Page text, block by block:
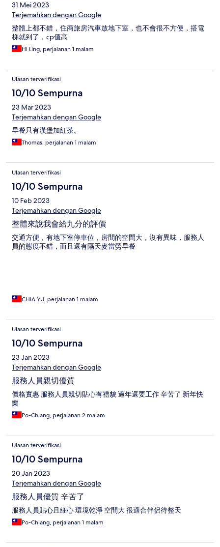
31 Mei 2023
Terjemahkan dengan Google
整體上都不錯，住商旅房汽車放地下室，也不會很不方便，搭電
梯就到了，cp值高
Hi Ling, perjalanan 1 malam
Ulasan terverifikasi
10/10 Sempurna
23 Mar 2023
Terjemahkan dengan Google
早餐只有漢堡加紅茶。
Thomas, perjalanan 1 malam
Ulasan terverifikasi
10/10 Sempurna
10 Feb 2023
Terjemahkan dengan Google
整體來說我會給九分的評價
交通方便，有地下室停車位，房間的空間大，沒有異味，服務人
員的態度不錯，而且還有隔天麥當勞早餐
CHIA YU, perjalanan 1 malam
Ulasan terverifikasi
10/10 Sempurna
23 Jan 2023
Terjemahkan dengan Google
服務人員親切優質
價格實惠 服務人員親切貼心有禮貌 過年還要工作 辛苦了 新年快
樂
Po-Chiang, perjalanan 2 malam
Ulasan terverifikasi
10/10 Sempurna
20 Jan 2023
Terjemahkan dengan Google
服務人員優質 辛苦了
服務人員貼心且細心 環境乾淨 空間大 很適合伴侶待整天
Po-Chiang, perjalanan 1 malam